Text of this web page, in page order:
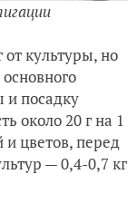
культуры, но
и посадку
около 20 г на 1
цветов, перед
— 0,4-0,7 кг